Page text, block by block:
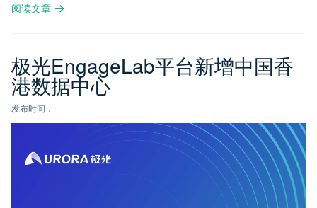
阅读文章
极光EngageLab平台新增中国香
港数据中心
发布时间：